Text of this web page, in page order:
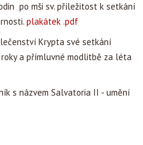
po mši sv. příležitost k setkání
plakátek .pdf
Krypta své setkání
a přímluvné modlitbě za léta
s názvem Salvatoria II - umění